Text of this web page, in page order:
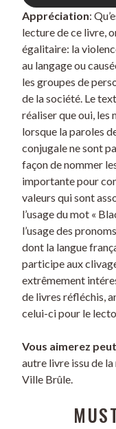
Appréciation:
lecture de ce livre,
égalitaire: la
au langage ou
les groupes de
de la société. Le
réaliser que oui, les
lorsque la paroles
conjugale ne sont
façon de nommer
importante pour
valeurs qui sont
l’usage du mot «
l’usage des
dont la langue
participe aux
extrêmement
de livres réfléchis,
celui-ci pour le
Vous aimerez
autre livre issu de
Ville Brûle.